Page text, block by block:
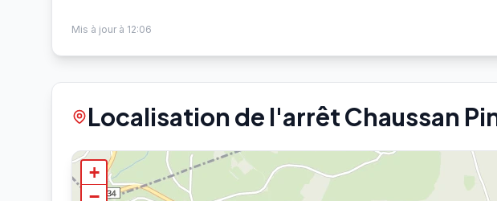
Mis à jour à 12:06
Localisation de l'arrêt Chaussan
+
−